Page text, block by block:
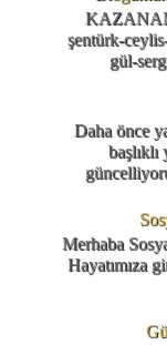
şentürk-
gül-
Daha önce
başlıklı
Merhaba
Hayatımıza